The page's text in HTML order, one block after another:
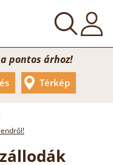
a pontos árhoz!
Térkép